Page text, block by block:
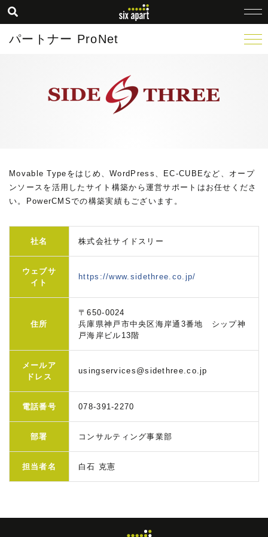
パートナー ProNet
Movable Typeをはじめ、WordPress、EC-CUBEなど、オープ
ンソースを活用したサイト構築から運営サポートはお任せくださ
い。PowerCMSでの構築実績もございます。
社名 株式会社サイドスリー
ウェブサ
イト
https://www.sidethree.co.jp/
住所
〒650-0024
兵庫県神戸市中央区海岸通3番地 シップ神
戸海岸ビル13階
メールア
ドレス
usingservices@sidethree.co.jp
電話番号 078-391-2270
部署 コンサルティング事業部
担当者名 白石 克憲